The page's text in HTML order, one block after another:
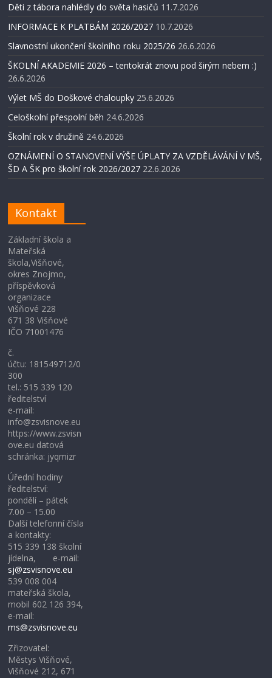
Děti z tábora nahlédly do světa hasičů 11.7.2026
INFORMACE K PLATBÁM 2026/2027 10.7.2026
Slavnostní ukončení školního roku 2025/26 26.6.2026
ŠKOLNÍ AKADEMIE 2026 – tentokrát znovu pod širým nebem :)
26.6.2026
Výlet MŠ do Doškové chaloupky 25.6.2026
Celoškolní přespolní běh 24.6.2026
Školní rok v družině 24.6.2026
OZNÁMENÍ O STANOVENÍ VÝŠE ÚPLATY ZA VZDĚLÁVÁNÍ V MŠ,
ŠD A ŠK pro školní rok 2026/2027 22.6.2026
Kontakt
Základní škola a
Mateřská
škola,Višňové,
okres Znojmo,
příspěvková
organizace
Višňové 228
671 38 Višňové
IČO 71001476
č.
účtu: 181549712/0
300
tel.: 515 339 120
ředitelství
e-mail:
info@zsvisnove.eu
https://www.zsvisn
ove.eu datová
schránka: jyqmizr
Úřední hodiny
ředitelství:
pondělí – pátek
7.00 – 15.00
Další telefonní čísla
a kontakty:
515 339 138 školní
jídelna, e-mail:
sj@zsvisnove.eu
539 008 004
mateřská škola,
mobil 602 126 394,
e-mail:
ms@zsvisnove.eu
Zřizovatel:
Městys Višňové,
Višňové 212, 671